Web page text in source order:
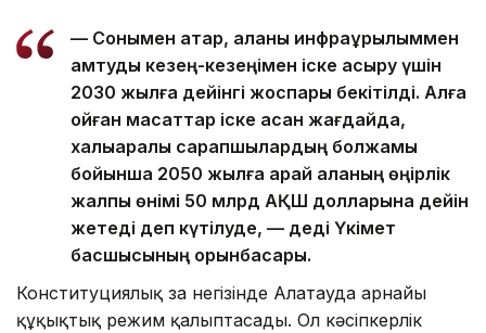
— Сонымен қатар, қаланы инфрақұрылыммен
қамтуды кезең-кезеңімен іске асыру үшін
2030 жылға дейінгі жоспары бекітілді. Алға
қойған мақсаттар іске асқан жағдайда,
халықаралық сарапшылардың болжамы
бойынша 2050 жылға қарай қаланың өңірлік
жалпы өнімі 50 млрд АҚШ долларына дейін
жетеді деп күтілуде, — деді Үкімет
басшысының орынбасары.
Конституциялық заң негізінде Алатауда арнайы
құқықтық режим қалыптасады. Ол кәсіпкерлік